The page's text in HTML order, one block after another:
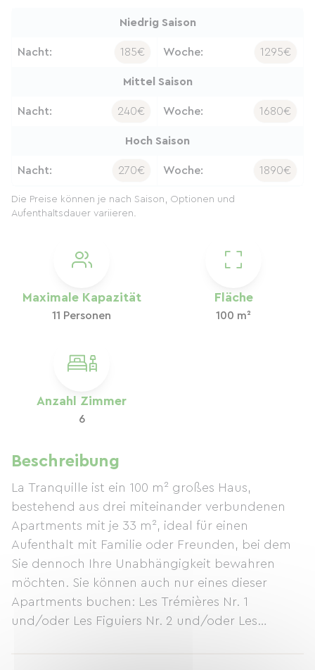
Maximale Kapazität
11 Personen
Fläche
100 m²
Anzahl Zimmer
6
Beschreibung
La Tranquille ist ein 100 m² großes Haus,
bestehend aus drei miteinander verbundenen
Apartments mit je 33 m², ideal für einen
Aufenthalt mit Familie oder Freunden, bei dem
Sie dennoch Ihre Unabhängigkeit bewahren
möchten. Sie können auch nur eines dieser
Apartments buchen: Les Trémières Nr. 1
und/oder Les Figuiers Nr. 2 und/oder Les
Niedrig Saison
Nacht: 185€ Woche: 1295€
Mittel Saison
Nacht: 240€ Woche: 1680€
Hoch Saison
Nacht: 270€ Woche: 1890€
Die Preise können je nach Saison, Optionen und
Aufenthaltsdauer variieren.